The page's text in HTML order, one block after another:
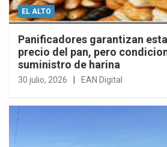
EL ALTO
Panificadores garantizan
precio del pan, pero
suministro de harina
30 julio, 2026 EAN Digital